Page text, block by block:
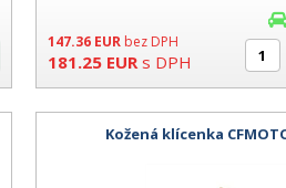
147.36 EUR bez DPH
181.25 EUR s DPH
Kožená klícenka